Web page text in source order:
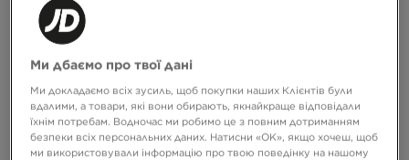
-10% З КОДОМ NOVY10 -10% З КОДОМ NOVY10
Ми дбаємо про твої дані
Ми докладаємо всіх зусиль, щоб покупки наших Клієнтів були
вдалими, а товари, які вони обирають, якнайкраще відповідали
їхнім потребам. Водночас ми робимо це з повним дотриманням
безпеки всіх персональних даних. Натисни «OK», якщо хочеш, щоб
ми використовували інформацію про твою поведінку на нашому